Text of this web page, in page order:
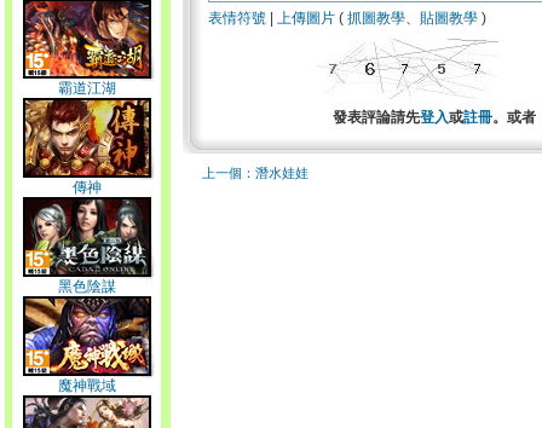
霸道江湖
傳神
黑色陰謀
魔神戰域
表情符號 上傳圖片 ( 抓圖教學、 貼圖教學 )
發表評論請先登入或註冊。或者
上一個：潛水娃娃